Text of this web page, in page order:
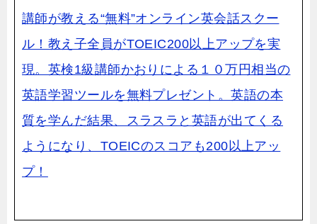
講師が教える“無料”オンライン英会話スクー
ル！教え子全員がTOEIC200以上アップを実
現。英検1級講師かおりによる１０万円相当の
英語学習ツールを無料プレゼント。英語の本
質を学んだ結果、スラスラと英語が出てくる
ようになり、TOEICのスコアも200以上アッ
プ！